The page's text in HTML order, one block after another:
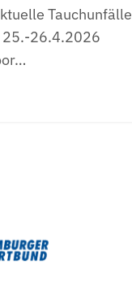
Tauchunfälle
25.-26.4.2026